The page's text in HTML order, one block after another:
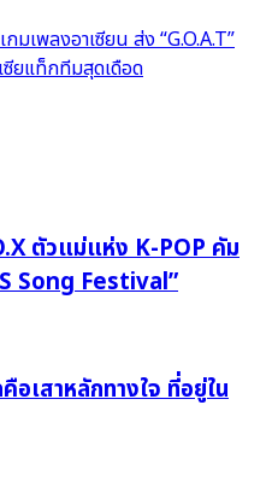
มเพลงอาเซียน ส่ง “G.O.A.T”
ซียแท็กทีมสุดเดือด
ตัวแม่แห่ง K-POP คัม
Song Festival”
อเสาหลักทางใจ ที่อยู่ใน